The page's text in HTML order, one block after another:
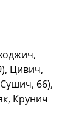
Цивич,
66),
Крунич